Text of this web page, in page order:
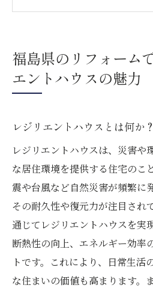
福島県の自然環境に
地域に根ざした持続可
災害に強い住まいを福島県
耐震性を高める工法と
防災意識を高める設
災害時のライフライ
福島県の地理特性を
災害に備えるための
安心して暮らせる未
福島県の気候に適したレ
フォーム戦略
福島県のリフォーム
エントハウスの魅力
レジリエントハウスとは何か？
レジリエントハウスは、災害や
な居住環境を提供する住宅のこ
震や台風など自然災害が頻繁に
その耐久性や復元力が注目され
通じてレジリエントハウスを実
断熱性の向上、エネルギー効率
トです。これにより、日常生活
な住まいの価値も高まります。